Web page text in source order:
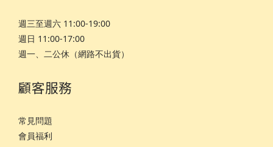
週三至週六 11:00-19:00
週日 11:00-17:00
週一、二公休（網路不出貨）
顧客服務
常見問題
會員福利